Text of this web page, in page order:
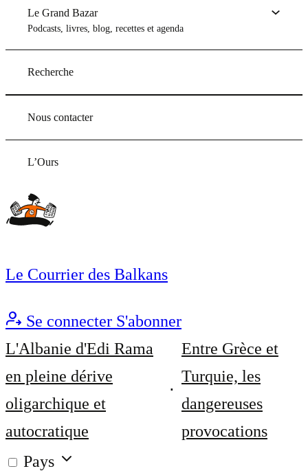
Le Grand Bazar
Podcasts, livres, blog, recettes et agenda
Recherche
Nous contacter
L’Ours
Le Courrier des Balkans
Se connecter S'abonner
L'Albanie d'Edi Rama
en pleine dérive
oligarchique et
autocratique
Entre Grèce et
Turquie, les
dangereuses
provocations
Pays